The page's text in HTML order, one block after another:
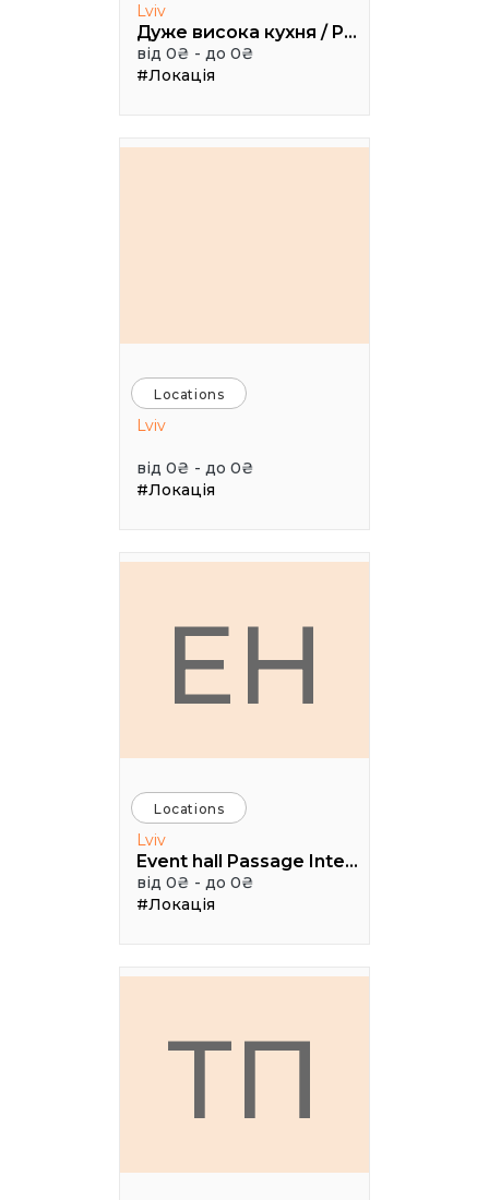
Lviv
Дуже висока кухня / Pretty High Kitchen
від 0₴ - до 0₴
#Локація
Locations
Lviv
від 0₴ - до 0₴
#Локація
EH
Locations
Lviv
Event hall Passage Interdit
від 0₴ - до 0₴
#Локація
ТП